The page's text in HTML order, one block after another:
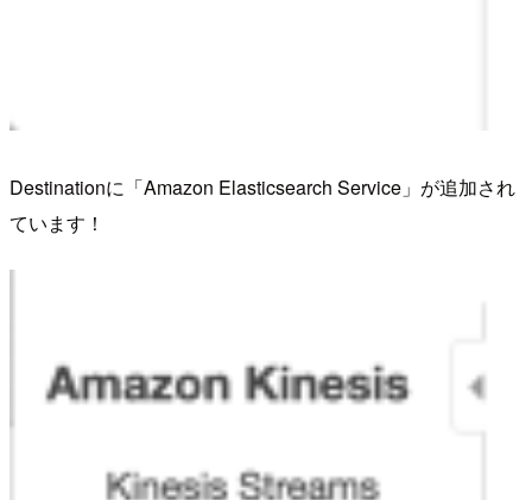
Destinationに「Amazon Elasticsearch Service」が追加され
ています！